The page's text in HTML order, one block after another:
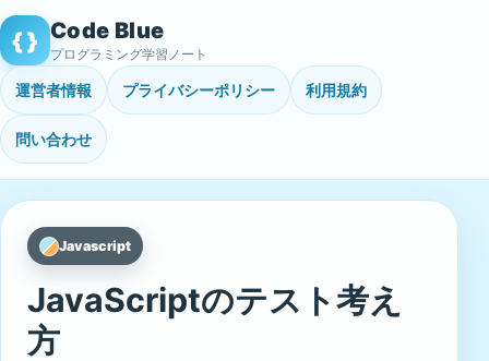
Skip
to
content
{ } Code Blue
プログラミング学習ノート
運営者情報 プライバシーポリシー 利用規約
問い合わせ
Javascript
JavaScriptのテスト考え
方